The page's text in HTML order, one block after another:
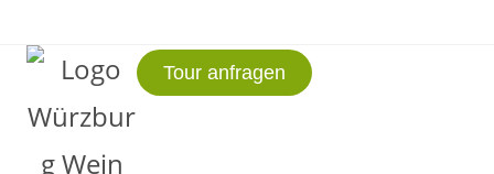
Tour anfragen